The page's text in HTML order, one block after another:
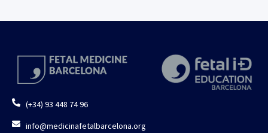
(+34) 93 448 74 96
info@medicinafetalbarcelona.org